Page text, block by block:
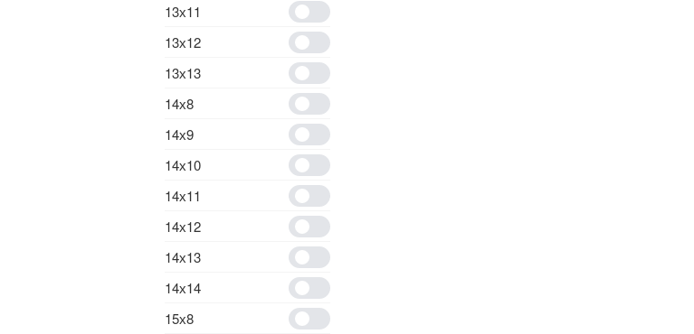
13х11
13х12
13х13
14х8
14х9
14х10
14х11
14х12
14х13
14х14
15х8